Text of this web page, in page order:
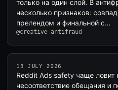
только на один слой. В
несколько признаков:
прелендом и финальной с…
@creative_antifraud
13 JULY 2026
Reddit Ads safety чаще ловит
несоответствие обещания и